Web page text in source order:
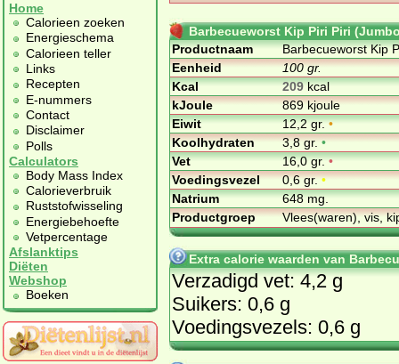
Home
Calorieen zoeken
Energieschema
Calorieen teller
Links
Recepten
E-nummers
Contact
Disclaimer
Polls
Calculators
Body Mass Index
Calorieverbruik
Ruststofwisseling
Energiebehoefte
Vetpercentage
Afslanktips
Diëten
Webshop
Boeken
Barbecueworst Kip Piri Piri
Productnaam
Barbecueworst Kip
Eenheid
100 gr.
Kcal
209kcal
kJoule
869 kjoule
Eiwit
12,2 gr.•
Koolhydraten
3,8 gr.•
Vet
16,0 gr.•
Voedingsvezel
0,6 gr.•
Natrium
648 mg.
Productgroep
Vlees(waren), vis,
Extra calorie waarden van
Verzadigd vet: 4,2 g
Suikers: 0,6 g
Voedingsvezels: 0,6 g